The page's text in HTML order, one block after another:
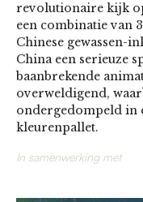
revolutionaire kijk
een combinatie van
Chinese gewassen-
China een serieuze
baanbrekende
overweldigend,
ondergedompeld in
kleurenpallet.
In samenwerking met